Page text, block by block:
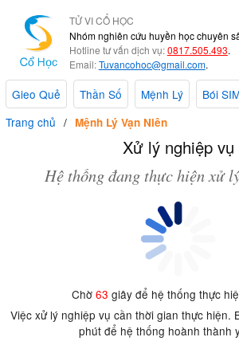
TỬ VI CỔ HỌC
Nhóm nghiên cứu huyền học chuyên
Hotline tư vấn dịch vụ:0817.505.493.
Email:Tuvancohoc@gmail.com.
Gieo Quẻ Thần Số Mệnh Lý
Bói
Trang chủ
Mệnh Lý Vạn Niên
Xử lý nghiệp vụ
Hệ thống đang thực hiện xử
Chờ63 giây để hệ thống thực
Việc xử lý nghiệp vụ cần thời gian thực hiện.
phút để hệ thống hoành thành